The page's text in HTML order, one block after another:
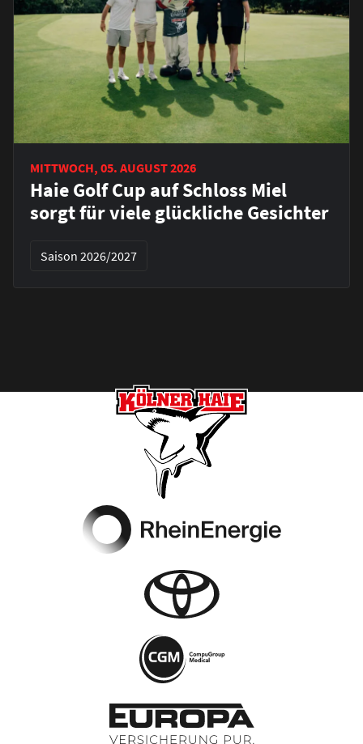
MITTWOCH, 05. AUGUST 2026
Haie Golf Cup auf Schloss Miel
sorgt für viele glückliche Gesichter
Saison 2026/2027